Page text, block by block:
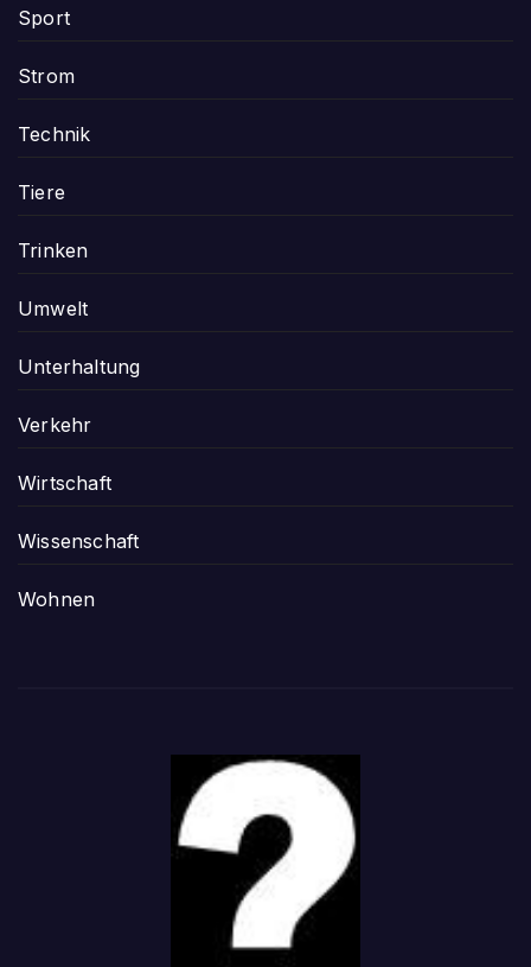
Sport
Strom
Technik
Tiere
Trinken
Umwelt
Unterhaltung
Verkehr
Wirtschaft
Wissenschaft
Wohnen